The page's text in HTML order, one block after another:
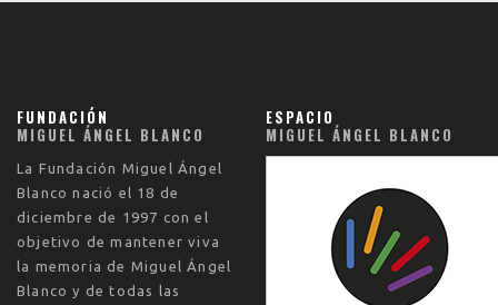
FUNDACIÓN
MIGUEL ÁNGEL BLANCO
La Fundación Miguel Ángel
Blanco nació el 18 de
diciembre de 1997 con el
objetivo de mantener viva
la memoria de Miguel Ángel
Blanco y de todas las
ESPACIO
MIGUEL ÁNGEL BLANCO